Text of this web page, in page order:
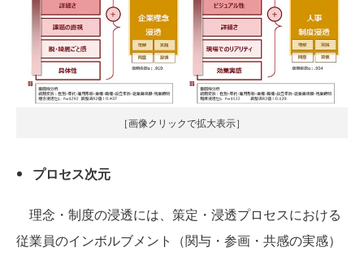
［画像クリックで拡大表示］
プロセス次元
理念・制度の浸透には、策定・浸透プロセスにおける
従業員のインボルブメント（関与・参画・共感の実感）